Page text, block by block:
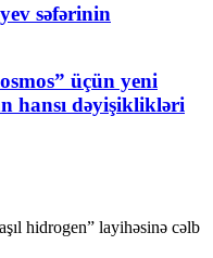
səfərinin
üçün yeni
hansı dəyişiklikləri
hidrogen” layihəsinə cəlb